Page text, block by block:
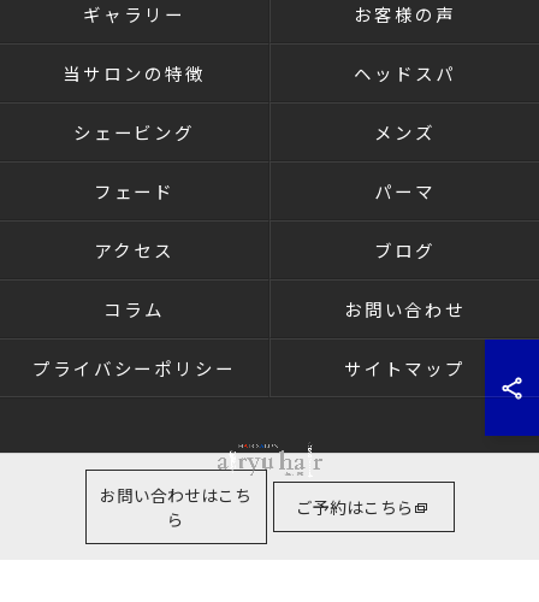
お問い合わせはこち
ら
ご予約はこちら
ギャラリー お客様の声
当サロンの特徴 ヘッドスパ
シェービング メンズ
フェード パーマ
アクセス ブログ
コラム お問い合わせ
プライバシーポリシー サイトマップ
© 2026 群馬県高崎の理容室ならairyu hair ALL RIGHTS RESERVED.